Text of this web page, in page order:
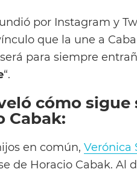
por Instagram y
que la une a
para siempre
“.
cómo sigue
Cabak:
en común, Verónica
de Horacio Cabak. Al